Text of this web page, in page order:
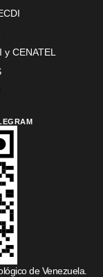
y CENATEL
de Venezuela.